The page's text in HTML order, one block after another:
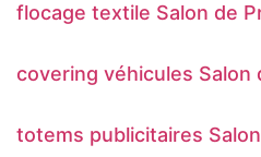
flocage textile Salon de
covering véhicules Salon
totems publicitaires